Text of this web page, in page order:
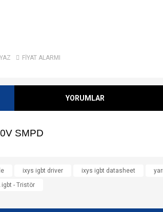
FİYAT ALARMI
YORUMLAR
SMPD
Bu ürüne ilk
Yorum
ixys igbt driver ixys igbt datasheet
igbt - Tristör